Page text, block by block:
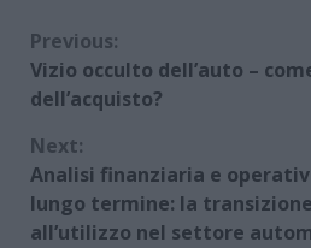
Continue
Reading
Previous:
Vizio occulto dell’auto –
dell’acquisto?
Next:
Analisi finanziaria e
lungo termine: la
all’utilizzo nel settore